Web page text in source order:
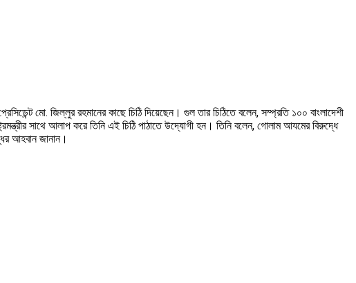
মো. জিল্লুর রহমানের কাছে চিঠি দিয়েছেন। গুল তার চিঠিতে বলেন, সম্প্রতি ১০০ বাংলাদেশী
সাথে আলাপ করে তিনি এই চিঠি পাঠাতে উদ্যোগী হন। তিনি বলেন, গোলাম আযমের বিরুদ্ধে
আহবান জানান।